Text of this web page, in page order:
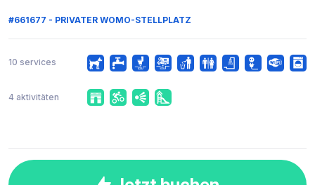
#661677 - PRIVATER WOMO-STELLPLATZ
10 services
4 aktivitäten